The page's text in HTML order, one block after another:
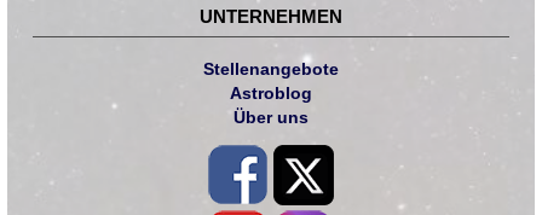
UNTERNEHMEN
Stellenangebote
Astroblog
Über uns